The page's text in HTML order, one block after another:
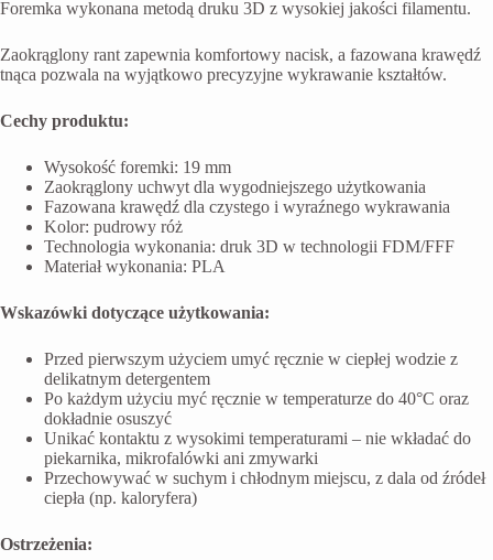
Foremka wykonana metodą druku 3D z wysokiej jakości filamentu.
Zaokrąglony rant zapewnia komfortowy nacisk, a fazowana krawędź
tnąca pozwala na wyjątkowo precyzyjne wykrawanie kształtów.
Cechy produktu:
Wysokość foremki: 19 mm
Zaokrąglony uchwyt dla wygodniejszego użytkowania
Fazowana krawędź dla czystego i wyraźnego wykrawania
Kolor: pudrowy róż
Technologia wykonania: druk 3D w technologii FDM/FFF
Materiał wykonania: PLA
Wskazówki dotyczące użytkowania:
Przed pierwszym użyciem umyć ręcznie w ciepłej wodzie z
delikatnym detergentem
Po każdym użyciu myć ręcznie w temperaturze do 40°C oraz
dokładnie osuszyć
Unikać kontaktu z wysokimi temperaturami – nie wkładać do
piekarnika, mikrofalówki ani zmywarki
Przechowywać w suchym i chłodnym miejscu, z dala od źródeł
ciepła (np. kaloryfera)
Ostrzeżenia: